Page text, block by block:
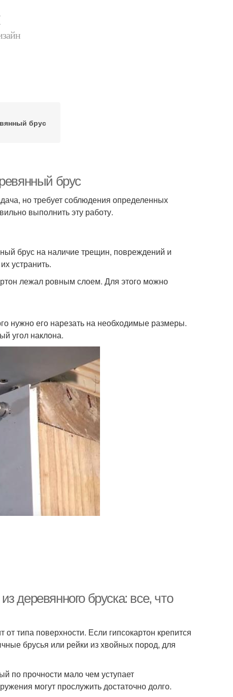
брус
брус
но требует соблюдения определенных
выполнить эту работу.
брус на наличие трещин, повреждений и
устранить.
лежал ровным слоем. Для этого можно
нужно его нарезать на необходимые размеры.
угол наклона.
деревянного бруска: все, что
типа поверхности. Если гипсокартон крепится
брусья или рейки из хвойных пород, для
по прочности мало чем уступает
могут прослужить достаточно долго.